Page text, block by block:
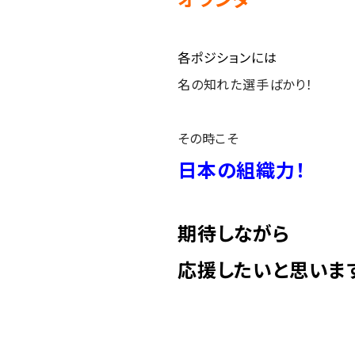
各ポジションには
名の知れた選手ばかり！
その時こそ
日本の組織力！
期待しながら
応援したいと思いま